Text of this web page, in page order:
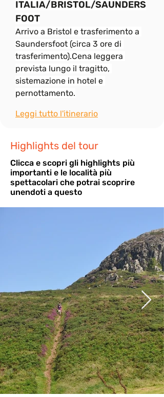
ITALIA/BRISTOL/SAUNDERS
FOOT
Arrivo a Bristol e trasferimento a
Saundersfoot (circa 3 ore di
trasferimento).Cena leggera
prevista lungo il tragitto,
sistemazione in hotel e
pernottamento.
Leggi tutto l'itinerario
Highlights del tour
Clicca e scopri gli highlights più
importanti e le località più
spettacolari che potrai scoprire
unendoti a questo